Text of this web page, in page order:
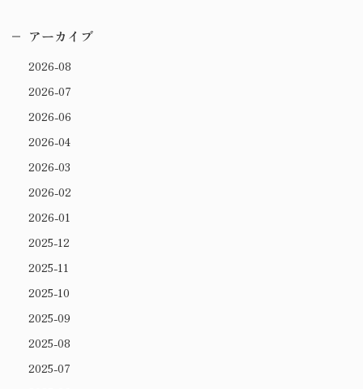
アーカイブ
2026-08
2026-07
2026-06
2026-04
2026-03
2026-02
2026-01
2025-12
2025-11
2025-10
2025-09
2025-08
2025-07